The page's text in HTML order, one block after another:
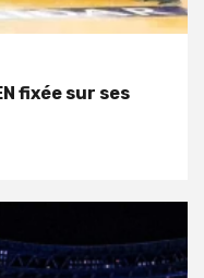
fixée sur ses